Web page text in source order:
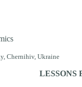
Chernihiv, Ukraine
LESSONS